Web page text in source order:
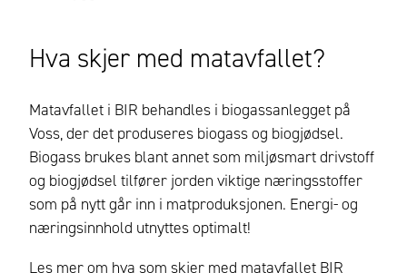
Hva skjer med matavfallet?
Matavfallet i BIR behandles i biogassanlegget på
Voss, der det produseres biogass og biogjødsel.
Biogass brukes blant annet som miljøsmart drivstoff
og biogjødsel tilfører jorden viktige næringsstoffer
som på nytt går inn i matproduksjonen. Energi- og
næringsinnhold utnyttes optimalt!
Les mer om hva som skjer med matavfallet BIR